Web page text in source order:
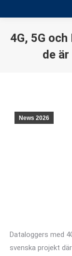
4G, 5G
de
News 2026
Dataloggers med
svenska projekt